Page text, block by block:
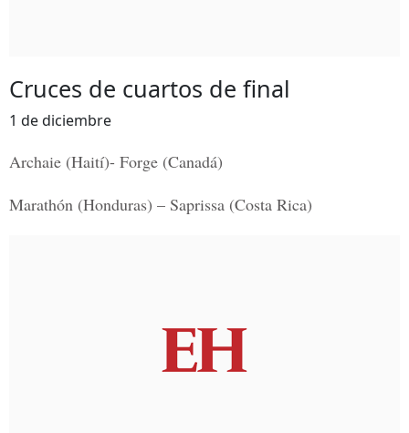
Cruces de cuartos de final
1 de diciembre
Archaie (Haití)- Forge (Canadá)
Marathón (Honduras) – Saprissa (Costa Rica)